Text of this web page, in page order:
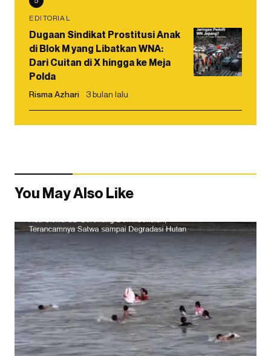
EDITORIAL
Dugaan Sindikat Prostitusi Anak
di Blok M yang Libatkan WNA:
Dari Cuitan di X hingga ke Meja
Polda
Risma Azhari 3 bulan lalu
You May Also Like